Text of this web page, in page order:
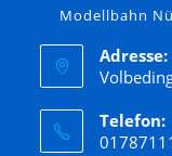
Modellbahn
Adresse:
Telefon: